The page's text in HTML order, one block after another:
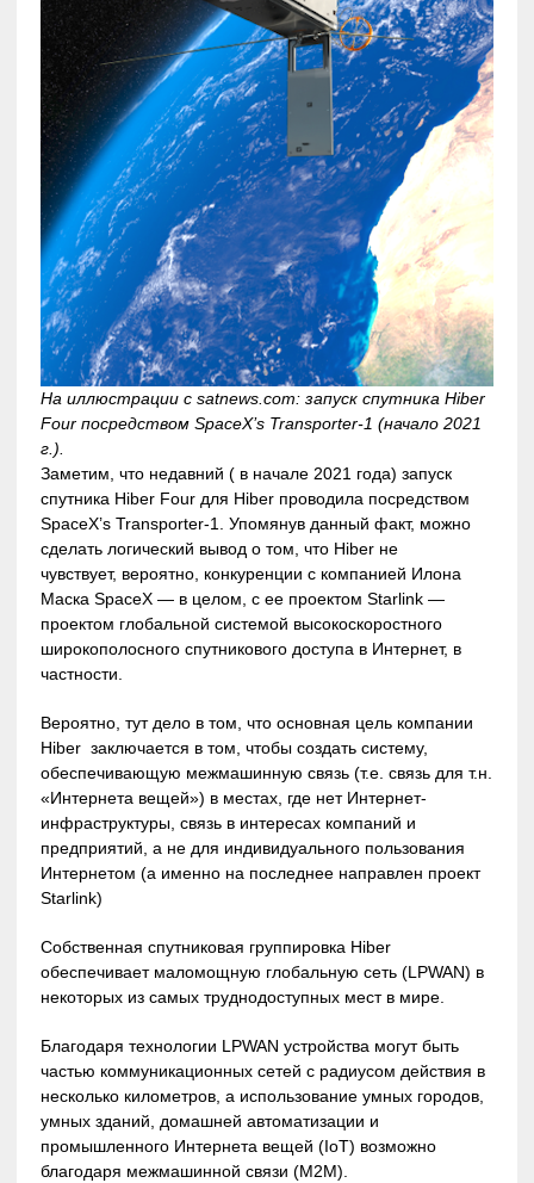
На иллюстрации с satnews.com: запуск спутника Hiber
Four посредством SpaceX’s Transporter-1 (начало 2021
г.).
Заметим, что недавний ( в начале 2021 года) запуск
спутника Hiber Four для Hiber проводила посредством
SpaceX’s Transporter-1. Упомянув данный факт, можно
сделать логический вывод о том, что Hiber не
чувствует, вероятно, конкуренции с компанией Илона
Маска SpaceX — в целом, с ее проектом Starlink —
проектом глобальной системой высокоскоростного
широкополосного спутникового доступа в Интернет, в
частности.
Вероятно, тут дело в том, что основная цель компании
Hiber заключается в том, чтобы создать систему,
обеспечивающую межмашинную связь (т.е. связь для т.н.
«Интернета вещей») в местах, где нет Интернет-
инфраструктуры, связь в интересах компаний и
предприятий, а не для индивидуального пользования
Интернетом (а именно на последнее направлен проект
Starlink)
Собственная спутниковая группировка Hiber
обеспечивает маломощную глобальную сеть (LPWAN) в
некоторых из самых труднодоступных мест в мире.
Благодаря технологии LPWAN устройства могут быть
частью коммуникационных сетей с радиусом действия в
несколько километров, а использование умных городов,
умных зданий, домашней автоматизации и
промышленного Интернета вещей (IoT) возможно
благодаря межмашинной связи (M2M).